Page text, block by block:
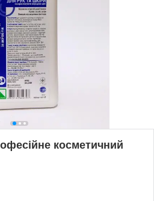
косметичний